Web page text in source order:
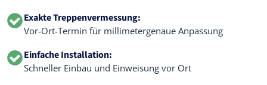
Exakte Treppenvermessung:
Vor-Ort-Termin für millimetergenaue Anpassung
Einfache Installation:
Schneller Einbau und Einweisung vor Ort